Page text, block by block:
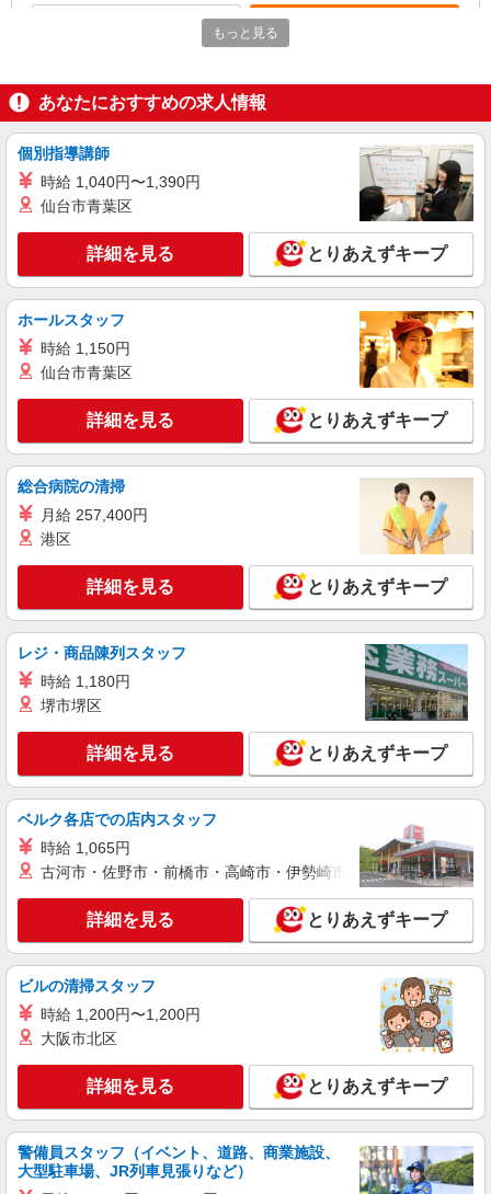
○。・゜+゜・。○。・゜+゜
株式会社シエロ
携帯販売スタッフ【Y!mobile】
時給1400円〜 ※残業代支給 ★交通費別途支給
+゜ 入社祝い金10万円支給(規定有) お友達を紹介
頂くと, インセンティブ支給(規定有) ★月2回払
い・週払い可能（規程有）★ ゜・。○。・゜
+゜・。○。・゜+゜
キープ 詳細を見る
株式会社シエロ
時給1250円〜 ※残業代支給 ★交通費別途支給
+゜ 入社祝い金10万円支給(規定有) お友達を紹介
頂くと, インセンティブ支給(規定有) ★月2回払
い・週払い可能（規程有）★ ゜・。○。・゜
+゜・。○。・゜+゜
山形県山形市のdocomoショップ
キープ 詳細を見る
派遣社員 紹介予定派遣
株式会社シエロ
ソフトバンクイベントスタッフ
時給1800円〜 ※残業代支給 ★交通費別途支給
（規定あり） ゜+゜・。○。・゜+゜・。○。・゜
+゜ 入社祝い金10万円支給(規定有) お友達を紹介
頂くと, インセンティブ支給(規定有) ★月2回払
い・週払い可能（規程有）★ ゜・。○。・゜
山形県山形市の家電量販店
キープ 詳細を見る
派遣社員 紹介予定派遣
株式会社シエロ
【docomo】人気機種に詳しくなれる携帯販売
時給1400円〜 ※残業代支給 ★交通費別途支給
（規定あり） ゜+゜・。○。・゜+゜・。○。・゜
+゜ 入社祝い金10万円支給(規定有) お友達を紹介
頂くと, インセンティブ支給(規定有) ★月2回払
い・週払い可能（規程有）★ ゜・。○。・゜
+゜・。○。・゜+゜
山形県山形市のdocomoショップ
キープ 詳細を見る
派遣社員 紹介予定派遣
株式会社シエロ
【softbank】の携帯販売スタッフ
時給1700円〜1800円（経験・能力による） ※
残業代支給 ★交通費別途支給（規定あり） ゜
+゜・。○。・゜+゜・。○。・゜+゜ 入社祝い金10
万円支給(規定有) お友達を紹介頂くと, インセンテ
ィブ支給(規定有) ★月2回払い・週払い可能（規程
有）★ ゜・。○。・゜+゜・。○。・゜+゜
山形県山形市のsoftbankショップ
キープ 詳細を見る
派遣社員 紹介予定派遣
もっと見る
あなたにおすすめの求人情報
個別指導講師
時給 1,040円〜1,390円
仙台市青葉区
詳細を見る とりあえずキープ
ホールスタッフ
時給 1,150円
仙台市青葉区
詳細を見る とりあえずキープ
総合病院の清掃
月給 257,400円
港区
詳細を見る とりあえずキープ
レジ・商品陳列スタッフ
時給 1,180円
堺市堺区
詳細を見る とりあえずキープ
ベルク各店での店内スタッフ
時給 1,065円
古河市・佐野市・前橋市・高崎市・伊勢崎市・太田市・館林市
詳細を見る とりあえずキープ
ビルの清掃スタッフ
時給 1,200円〜1,200円
大阪市北区
詳細を見る とりあえずキープ
警備員スタッフ（イベント、道路、商業施設、
大型駐車場、JR列車見張りなど）